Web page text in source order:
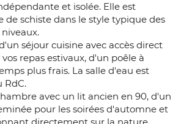
et isolée. Elle est
de schiste dans le style typique des
séjour cuisine avec accès direct
repas estivaux, d'un poêle à
plus frais. La salle d'eau est
RdC.
avec un lit ancien en 90, d'un
pour les soirées d'automne et